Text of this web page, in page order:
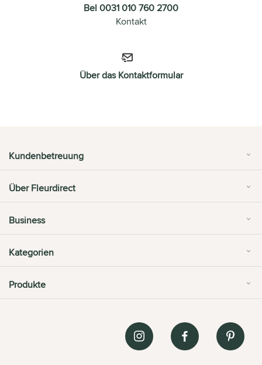
Bel 0031 010 760 2700
Kontakt
Über das Kontaktformular
Kundenbetreuung
Über Fleurdirect
Business
Kategorien
Produkte